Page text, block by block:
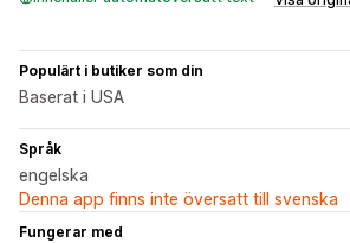
Populärt i butiker som din
Baserat i USA
Språk
engelska
Denna app finns inte översatt till svenska
Fungerar med